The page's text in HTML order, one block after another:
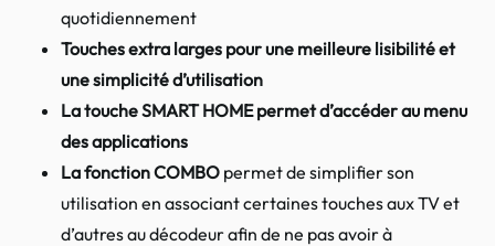
quotidiennement
Touches extra larges pour une meilleure lisibilité et
une simplicité d’utilisation
La touche SMART HOME permet d’accéder au menu
des applications
La fonction COMBO permet de simplifier son
utilisation en associant certaines touches aux TV et
d’autres au décodeur afin de ne pas avoir à